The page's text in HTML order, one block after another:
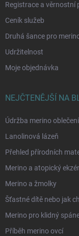
Registrace a věrnostní
Ceník služeb
Druhá šance pro
Udržitelnost
Moje objednávka
NEJČTENĚJŠÍ NA
Údržba merino oblečení
Lanolinová lázeň
Přehled přírodních
Merino a atopický
Merino a žmolky
Šťastné dítě nebo jak
Merino pro klidný
Příběh merino ovcí